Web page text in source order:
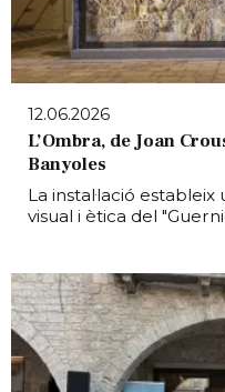
12.06.2026
L’Ombra, de Joan
Banyoles
La instal·lació
visual i ètica del